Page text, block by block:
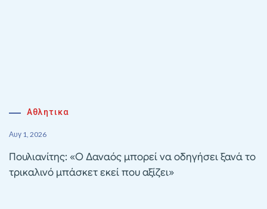
Αθλητικα
Αυγ 1, 2026
Πουλιανίτης: «Ο Δαναός μπορεί να οδηγήσει ξανά το
τρικαλινό μπάσκετ εκεί που αξίζει»